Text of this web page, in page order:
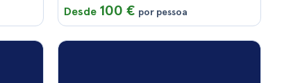
Desde 100 € por pessoa